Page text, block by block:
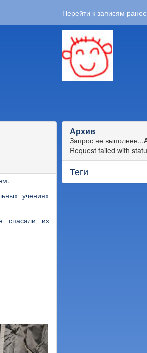
Перейти к записям
учениях
спасали из
Архив
Запрос не
Request failed with
Теги